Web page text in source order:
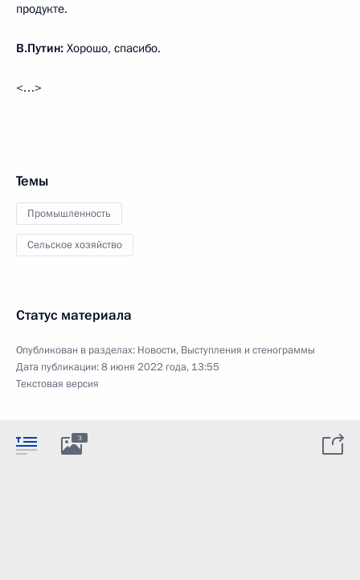
продукте.
В.Путин: Хорошо, спасибо.
<…>
Темы
Промышленность
Сельское хозяйство
Статус материала
Опубликован в разделах: Новости, Выступления и стенограммы
Дата публикации:8 июня 2022 года, 13:55
Текстовая версия
3